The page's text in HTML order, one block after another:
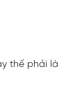
thế phải là